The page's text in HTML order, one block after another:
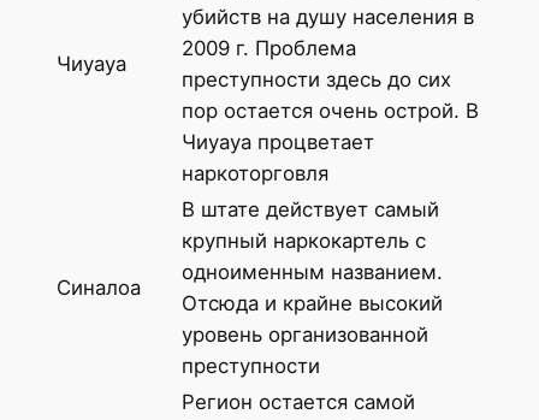
Чиуауа
убийств на душу населения в
2009 г. Проблема
преступности здесь до сих
пор остается очень острой. В
Чиуауа процветает
наркоторговля
Синалоа
В штате действует самый
крупный наркокартель с
одноименным названием.
Отсюда и крайне высокий
уровень организованной
преступности
Регион остается самой